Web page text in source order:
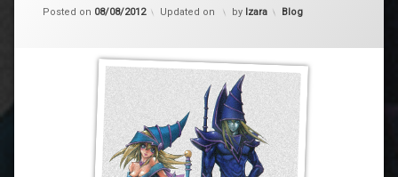
Posted on 08/08/2012 Updated on by Izara Kategorije:
Blog